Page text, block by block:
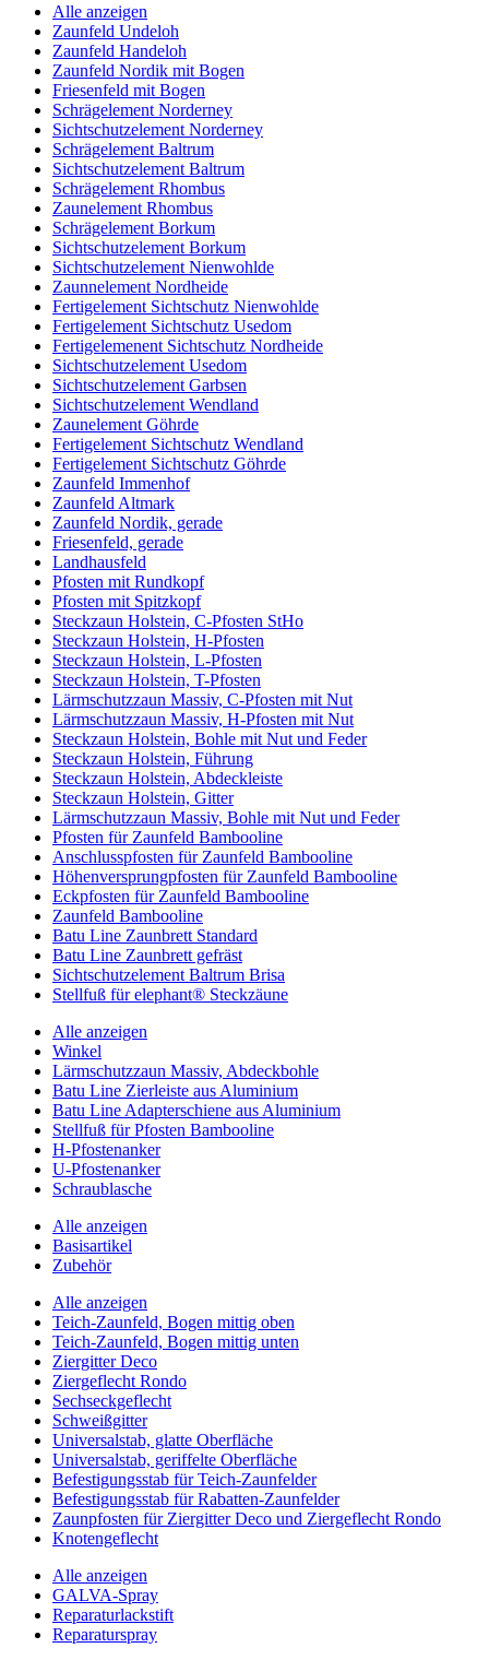
Alle anzeigen
Zaunfeld Undeloh
Zaunfeld Handeloh
Zaunfeld Nordik mit Bogen
Friesenfeld mit Bogen
Schrägelement Norderney
Sichtschutzelement Norderney
Schrägelement Baltrum
Sichtschutzelement Baltrum
Schrägelement Rhombus
Zaunelement Rhombus
Schrägelement Borkum
Sichtschutzelement Borkum
Sichtschutzelement Nienwohlde
Zaunnelement Nordheide
Fertigelement Sichtschutz Nienwohlde
Fertigelement Sichtschutz Usedom
Fertigelemenent Sichtschutz Nordheide
Sichtschutzelement Usedom
Sichtschutzelement Garbsen
Sichtschutzelement Wendland
Zaunelement Göhrde
Fertigelement Sichtschutz Wendland
Fertigelement Sichtschutz Göhrde
Zaunfeld Immenhof
Zaunfeld Altmark
Zaunfeld Nordik, gerade
Friesenfeld, gerade
Landhausfeld
Pfosten mit Rundkopf
Pfosten mit Spitzkopf
Steckzaun Holstein, C-Pfosten StHo
Steckzaun Holstein, H-Pfosten
Steckzaun Holstein, L-Pfosten
Steckzaun Holstein, T-Pfosten
Lärmschutzzaun Massiv, C-Pfosten mit Nut
Lärmschutzzaun Massiv, H-Pfosten mit Nut
Steckzaun Holstein, Bohle mit Nut und Feder
Steckzaun Holstein, Führung
Steckzaun Holstein, Abdeckleiste
Steckzaun Holstein, Gitter
Lärmschutzzaun Massiv, Bohle mit Nut und Feder
Pfosten für Zaunfeld Bambooline
Anschlusspfosten für Zaunfeld Bambooline
Höhenversprungpfosten für Zaunfeld Bambooline
Eckpfosten für Zaunfeld Bambooline
Zaunfeld Bambooline
Batu Line Zaunbrett Standard
Batu Line Zaunbrett gefräst
Sichtschutzelement Baltrum Brisa
Stellfuß für elephant® Steckzäune
Alle anzeigen
Winkel
Lärmschutzzaun Massiv, Abdeckbohle
Batu Line Zierleiste aus Aluminium
Batu Line Adapterschiene aus Aluminium
Stellfuß für Pfosten Bambooline
H-Pfostenanker
U-Pfostenanker
Schraublasche
Alle anzeigen
Basisartikel
Zubehör
Alle anzeigen
Teich-Zaunfeld, Bogen mittig oben
Teich-Zaunfeld, Bogen mittig unten
Ziergitter Deco
Ziergeflecht Rondo
Sechseckgeflecht
Schweißgitter
Universalstab, glatte Oberfläche
Universalstab, geriffelte Oberfläche
Befestigungsstab für Teich-Zaunfelder
Befestigungsstab für Rabatten-Zaunfelder
Zaunpfosten für Ziergitter Deco und Ziergeflecht Rondo
Knotengeflecht
Alle anzeigen
GALVA-Spray
Reparaturlackstift
Reparaturspray